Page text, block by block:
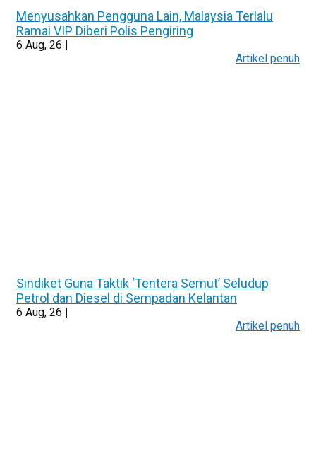
Menyusahkan Pengguna Lain, Malaysia Terlalu
Ramai VIP Diberi Polis Pengiring
6 Aug, 26 |
Artikel penuh
Sindiket Guna Taktik ‘Tentera Semut’ Seludup
Petrol dan Diesel di Sempadan Kelantan
6 Aug, 26
Artikel penuh